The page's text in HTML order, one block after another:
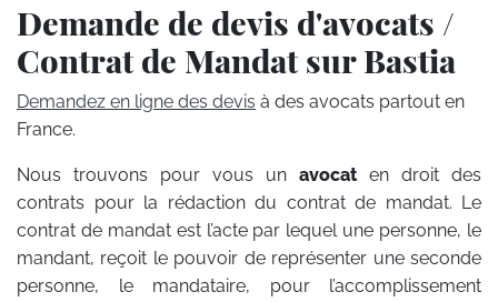
Demande de devis d'avocats /
Contrat de Mandat sur Bastia
Demandez en ligne des devis à des avocats partout en
France.
Nous trouvons pour vous un avocat en droit des
contrats pour la rédaction du contrat de mandat. Le
contrat de mandat est l’acte par lequel une personne, le
mandant, reçoit le pouvoir de représenter une seconde
personne, le mandataire, pour l’accomplissement